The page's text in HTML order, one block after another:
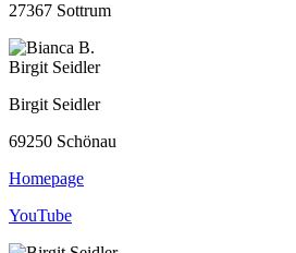
27367 Sottrum
Birgit Seidler
Birgit Seidler
69250 Schönau
Homepage
YouTube